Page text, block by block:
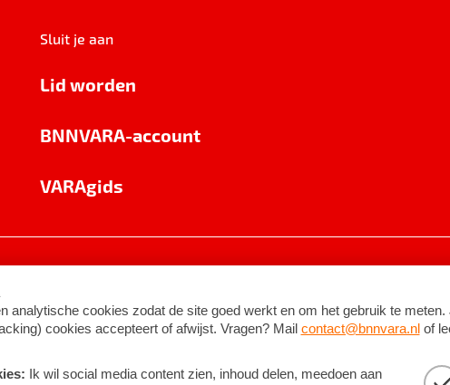
Sluit je aan
Lid worden
BNNVARA-account
VARAgids
©2026BNNVARA